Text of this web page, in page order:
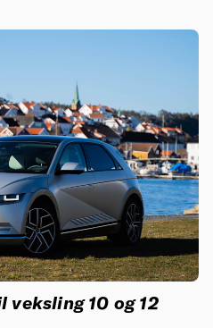
10 og 12